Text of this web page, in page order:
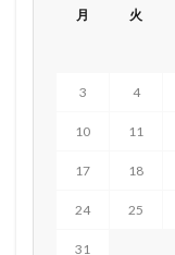
月 火
3 4
10 11
17 18
24 25
31